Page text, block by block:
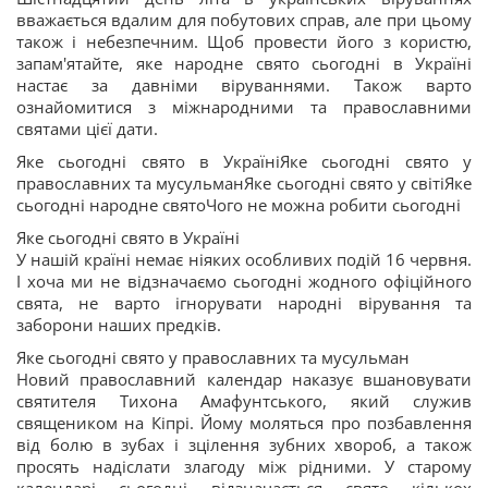
вважається вдалим для побутових справ, але при цьому
також і небезпечним. Щоб провести його з користю,
запам'ятайте, яке народне свято сьогодні в Україні
настає за давніми віруваннями. Також варто
ознайомитися з міжнародними та православними
святами цієї дати.
Яке сьогодні свято в УкраїніЯке сьогодні свято у
православних та мусульманЯке сьогодні свято у світіЯке
сьогодні народне святоЧого не можна робити сьогодні
Яке сьогодні свято в Україні
У нашій країні немає ніяких особливих подій 16 червня.
І хоча ми не відзначаємо сьогодні жодного офіційного
свята, не варто ігнорувати народні вірування та
заборони наших предків.
Яке сьогодні свято у православних та мусульман
Новий православний календар наказує вшановувати
святителя Тихона Амафунтського, який служив
священиком на Кіпрі. Йому моляться про позбавлення
від болю в зубах і зцілення зубних хвороб, а також
просять надіслати злагоду між рідними. У старому